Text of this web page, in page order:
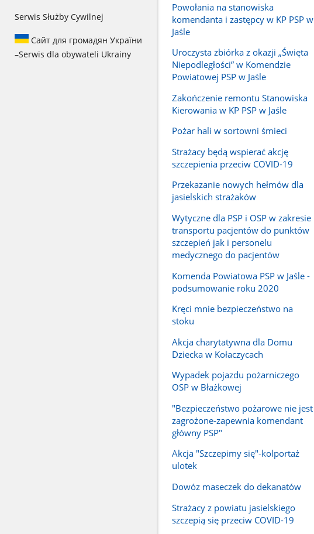
Serwis Służby Cywilnej
Сайт для громадян України
–Serwis dla obywateli Ukrainy
Powołania na stanowiska
komendanta i zastępcy w KP PSP w
Jaśle
Uroczysta zbiórka z okazji „Święta
Niepodległości” w Komendzie
Powiatowej PSP w Jaśle
Zakończenie remontu Stanowiska
Kierowania w KP PSP w Jaśle
Pożar hali w sortowni śmieci
Strażacy będą wspierać akcję
szczepienia przeciw COVID-19
Przekazanie nowych hełmów dla
jasielskich strażaków
Wytyczne dla PSP i OSP w zakresie
transportu pacjentów do punktów
szczepień jak i personelu
medycznego do pacjentów
Komenda Powiatowa PSP w Jaśle -
podsumowanie roku 2020
Kręci mnie bezpieczeństwo na
stoku
Akcja charytatywna dla Domu
Dziecka w Kołaczycach
Wypadek pojazdu pożarniczego
OSP w Błażkowej
"Bezpieczeństwo pożarowe nie jest
zagrożone-zapewnia komendant
główny PSP"
Akcja "Szczepimy się"-kolportaż
ulotek
Dowóz maseczek do dekanatów
Strażacy z powiatu jasielskiego
szczepią się przeciw COVID-19